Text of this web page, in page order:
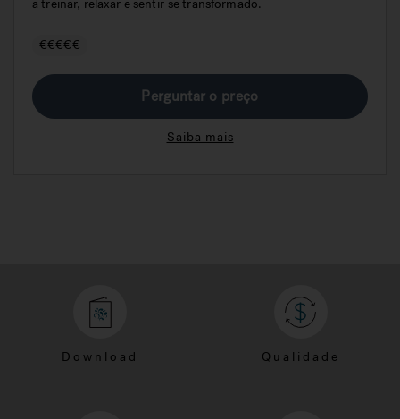
a treinar, relaxar e sentir-se transformado.
€€€€€
Perguntar o preço
Saiba mais
Download Qualidade